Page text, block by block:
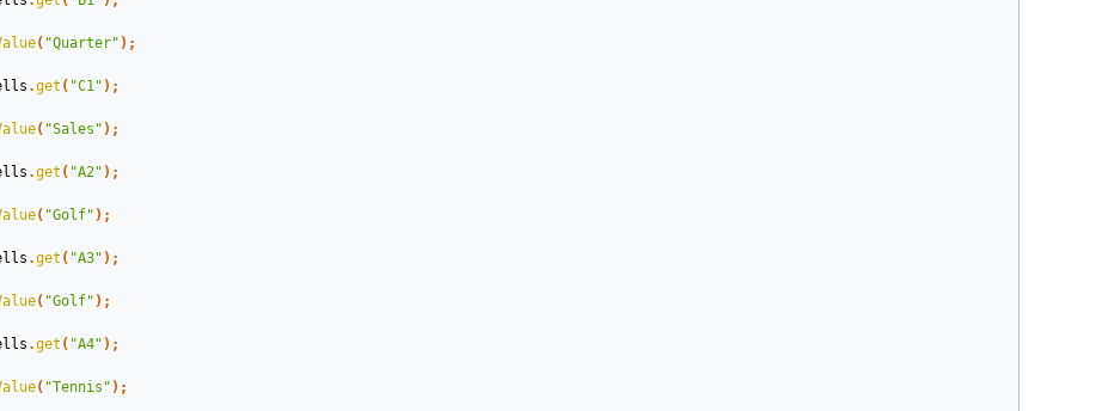
( "Quarter" );
.get ( "C1" );
( "Sales" );
.get ( "A2" );
( "Golf" );
.get ( "A3" );
( "Golf" );
.get ( "A4" );
( "Tennis" );